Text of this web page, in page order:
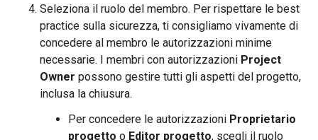
Seleziona il ruolo del membro. Per rispettare le best
practice sulla sicurezza, ti consigliamo vivamente di
concedere al membro le autorizzazioni minime
necessarie. I membri con autorizzazioni Project
Owner possono gestire tutti gli aspetti del progetto,
inclusa la chiusura.
Per concedere le autorizzazioni Proprietario
progetto o Editor progetto, scegli il ruolo